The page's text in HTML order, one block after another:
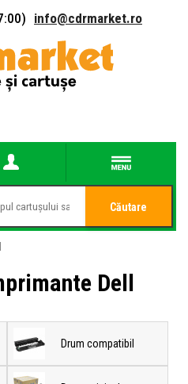
info@cdrmarket.ro
Căutare
Dell
Drum compatibil